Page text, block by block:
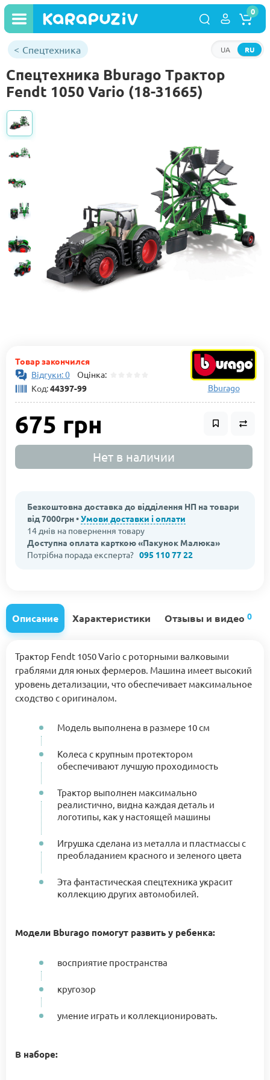
RU
UA
0
Спецтехника
Спецтехника Bburago Трактор
Fendt 1050 Vario (18-31665)
Товар закончился
Відгуки: 0 Оцінка:
Код:44397-99 Bburago
675 грн
Нет в наличии
Безкоштовна доставка до відділення НП на товари
від 7000грн •Умови доставки і оплати
14 днів на повернення товару
Доступна оплата карткою «Пакунок Малюка»
Потрібна порада експерта? 095 110 77 22
Описание Характеристики Отзывы и видео 0
Трактор Fendt 1050 Vario c роторными валковыми
граблями для юных фермеров. Машина имеет высокий
уровень детализации, что обеспечивает максимальное
сходство с оригиналом.
Модель выполнена в размере 10 см
Колеса с крупным протектором
обеспечивают лучшую проходимость
Трактор выполнен максимально
реалистично, видна каждая деталь и
логотипы, как у настоящей машины
Игрушка сделана из металла и пластмассы с
преобладанием красного и зеленого цвета
Эта фантастическая спецтехника украсит
коллекцию других автомобилей.
Модели Bburago помогут развить у ребенка:
восприятие пространства
кругозор
умение играть и коллекционировать.
В наборе: